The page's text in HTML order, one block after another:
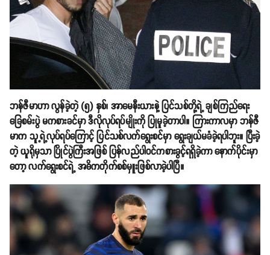
ဘန်ဇီမာဟာ လွန်ခဲ့တဲ့ (၅) နှစ်၊ အာမေနီးယားနဲ့ ပြင်သစ်တို့ရဲ့ ချစ်ကြည်ရေး
ခြေစမ်းပွဲ မကစားခင်မှာ ဒီလိုလုပ်ရပ်မျိုးကို ပြုမူခဲ့တာပါ။ ကြားကာလမှာ ဘန်ဇီ
မာက သူ့ရဲ့လုပ်ရပ်ကြောင့် ပြင်သစ်လက်ရွေးစင်မှာ ရွေးချယ်မခံခဲ့ရပါဘူး။ ပြီးခဲ့
တဲ့ ယူရိုမှသာ ပြိုင်ပွဲကြီးအဖြစ် ပြန်လည်ပါဝင်ကစားခွင့်ရရှိခဲ့ကာ နောက်ပိုင်းမှာ
တော့ လက်ရွေးစင်ရဲ့ အဓိကတိုက်စစ်မှူးဖြစ်လာခဲ့ပါပြီ။